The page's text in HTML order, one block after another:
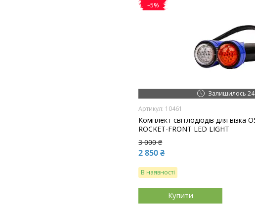
–5%
Залишилось 24
10461
Комплект світлодіодів для візка
ROCKET-FRONT LED LIGHT
3 000 ₴
2 850 ₴
В наявності
Купити